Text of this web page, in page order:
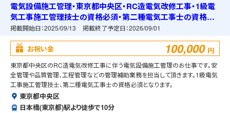
電気設備施工管理・東京都中央区・RC造電気改修工事・1級電
気工事施工管理技士の資格必須・第二種電気工事士の資格必
須・宿舎の準備可能
掲載開始日：2025/09/13 掲載終了予定日：2026/09/01
お祝い金 100,000 円
東京都中央区のRC造電気改修工事に伴う電気設備施工管理のお仕事です。安
全管理や品質管理、工程管理などの管理補助業務を担当して頂きます。1級電気
工事施工管理技士、第二種電気工事士の資格必須となります。
東京都中央区
日本橋(東京都)駅より徒歩で10分